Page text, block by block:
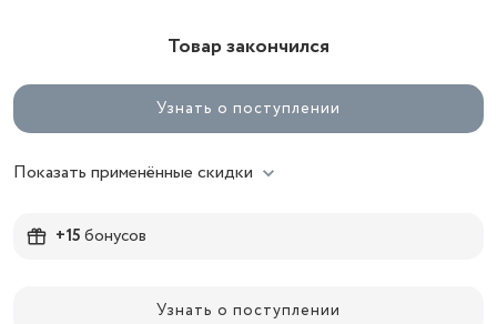
Товар закончился
Узнать о поступлении
Показать применённые скидки
+15бонусов
Узнать о поступлении